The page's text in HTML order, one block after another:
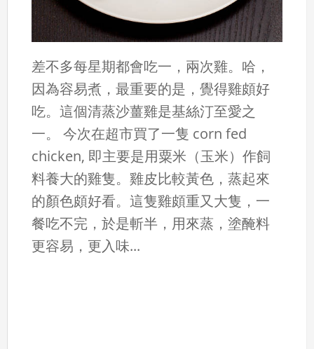
差不多每星期都會吃一，兩次雞。哈，
因為容易煮，最重要的是，覺得雞頗好
吃。這個清蒸沙薑雞是基絲汀至愛之
一。 今次在超市買了一隻 corn fed
chicken, 即主要是用粟米（玉米）作飼
料養大的雞隻。雞皮比較黃色，蒸起來
的顏色頗好看。這隻雞頗重又大隻，一
餐吃不完，於是斬半，用來蒸，塗醃料
更容易，更入味...